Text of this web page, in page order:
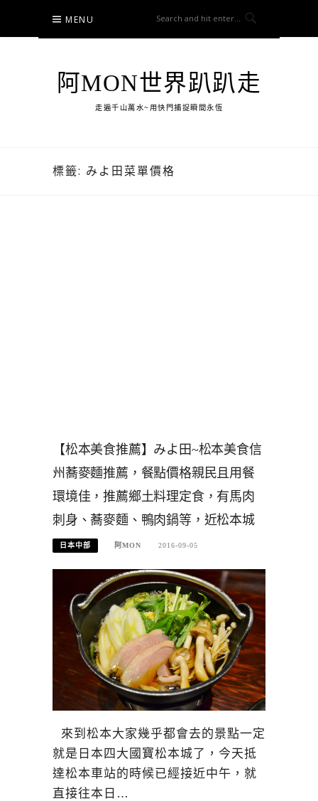
content
MENU
阿MON世界趴趴走
走遍千山萬水~用快門捕捉瞬間永恆
標籤: みよ田菜單價格
【松本美食推薦】みよ田~松本美食信
州蕎麥麵推薦，餐點價格親民且用餐
環境佳，推薦鄉土料理定食，有馬肉
刺身、蕎麥麵、鴨肉鍋等，近松本城
日本中部 阿MON 2016-09-05
來到松本大家幾乎都會去的景點一定
就是日本四大國寶松本城了，今天抵
達松本車站的時候已經接近中午，就
直接往本日…